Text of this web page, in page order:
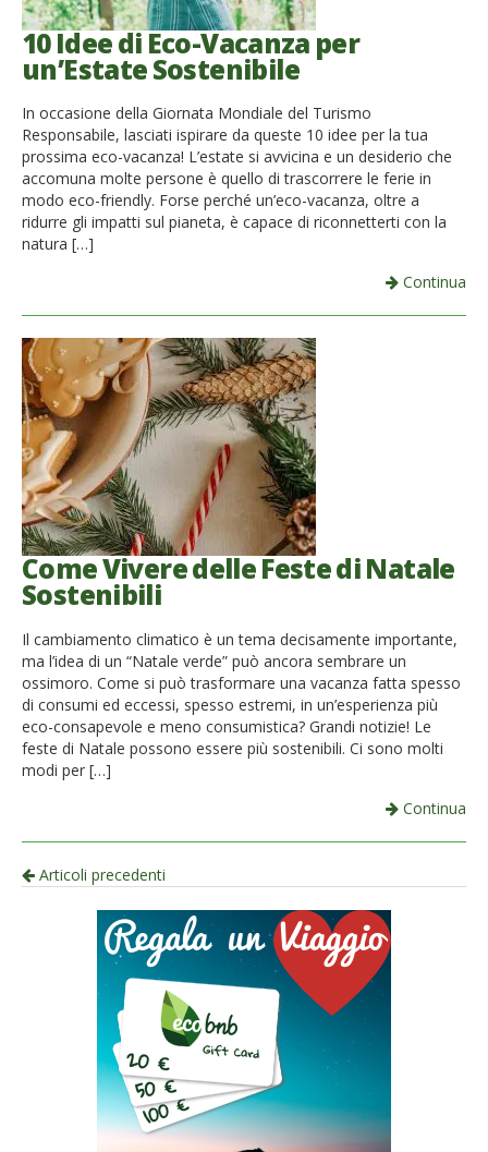
10 Idee di Eco-Vacanza per
un’Estate Sostenibile
In occasione della Giornata Mondiale del Turismo
Responsabile, lasciati ispirare da queste 10 idee per la tua
prossima eco-vacanza! L’estate si avvicina e un desiderio che
accomuna molte persone è quello di trascorrere le ferie in
modo eco-friendly. Forse perché un’eco-vacanza, oltre a
ridurre gli impatti sul pianeta, è capace di riconnetterti con la
natura […]
Continua
Come Vivere delle Feste di Natale
Sostenibili
Il cambiamento climatico è un tema decisamente importante,
ma l’idea di un “Natale verde” può ancora sembrare un
ossimoro. Come si può trasformare una vacanza fatta spesso
di consumi ed eccessi, spesso estremi, in un’esperienza più
eco-consapevole e meno consumistica? Grandi notizie! Le
feste di Natale possono essere più sostenibili. Ci sono molti
modi per […]
Continua
Navigazione
articolo
Articoli precedenti